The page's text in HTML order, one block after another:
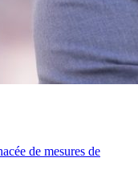
de mesures de